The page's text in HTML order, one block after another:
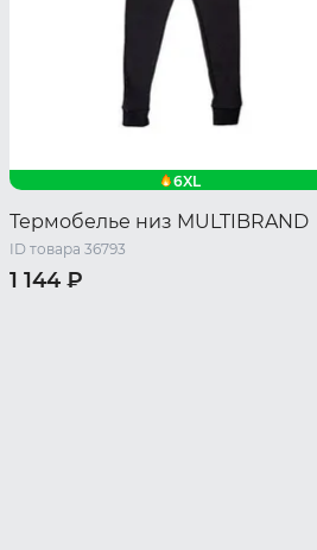
6XL
Термобелье низ MULTIBRAND
ID товара 36793
1 144 ₽